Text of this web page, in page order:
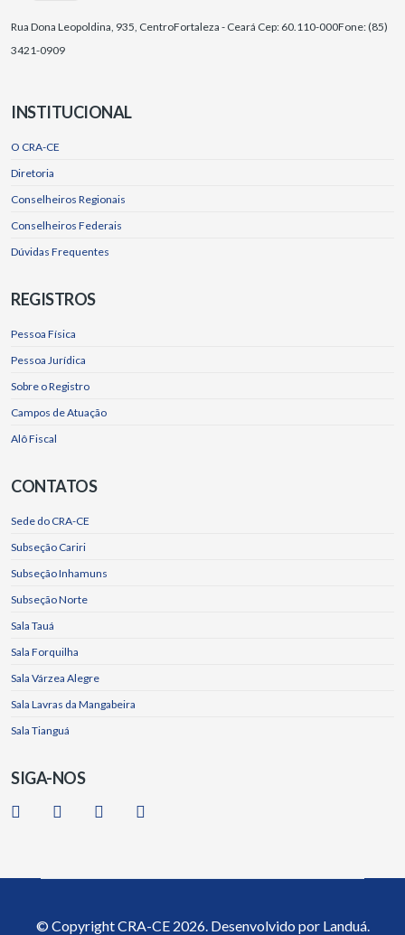
Rua Dona Leopoldina, 935, CentroFortaleza - Ceará Cep: 60.110-000Fone: (85)
3421-0909
INSTITUCIONAL
O CRA-CE
Diretoria
Conselheiros Regionais
Conselheiros Federais
Dúvidas Frequentes
REGISTROS
Pessoa Física
Pessoa Jurídica
Sobre o Registro
Campos de Atuação
Alô Fiscal
CONTATOS
Sede do CRA-CE
Subseção Cariri
Subseção Inhamuns
Subseção Norte
Sala Tauá
Sala Forquilha
Sala Várzea Alegre
Sala Lavras da Mangabeira
Sala Tianguá
SIGA-NOS
© CopyrightCRA-CE2026. Desenvolvido por Landuá.